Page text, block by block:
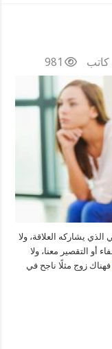
كاتب 981
يشاركه العلاقة، ولا
أو التقصير معنا، ولا
فهناك زوج مثلًا ناجح في